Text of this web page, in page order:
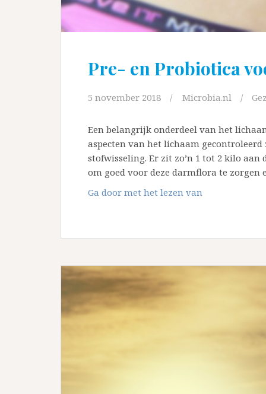
Pre- en Probiotica
5 november 2018 Microbia.nl
Een belangrijk onderdeel van het
aspecten van het lichaam
stofwisseling. Er zit zo’n 1 tot 2 kilo
om goed voor deze darmflora te
Ga door met het lezen van